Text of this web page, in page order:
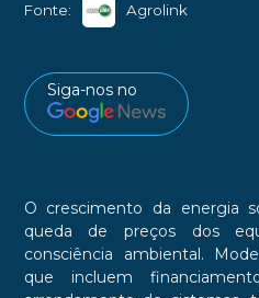
Fonte: Agrolink
Siga-nos no
O crescimento da energia
queda de preços dos
consciência ambiental.
que incluem